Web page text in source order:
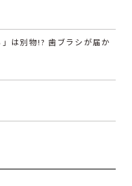
は別物!? 歯ブラシが届か